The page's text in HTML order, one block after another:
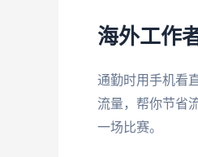
海外工作
通勤时用手机看
流量，帮你节省
一场比赛。